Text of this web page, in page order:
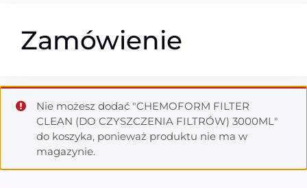
Zamówienie
Nie możesz dodać "CHEMOFORM FILTER
CLEAN (DO CZYSZCZENIA FILTRÓW) 3000ML"
do koszyka, ponieważ produktu nie ma w
magazynie.